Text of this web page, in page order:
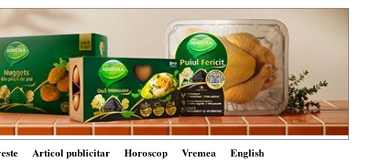
Articol publicitar Horoscop Vremea English